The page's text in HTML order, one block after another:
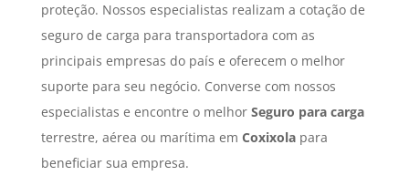
proteção. Nossos especialistas realizam a cotação de
seguro de carga para transportadora com as
principais empresas do país e oferecem o melhor
suporte para seu negócio. Converse com nossos
especialistas e encontre o melhor Seguro para carga
terrestre, aérea ou marítima em Coxixolapara
beneficiar sua empresa.